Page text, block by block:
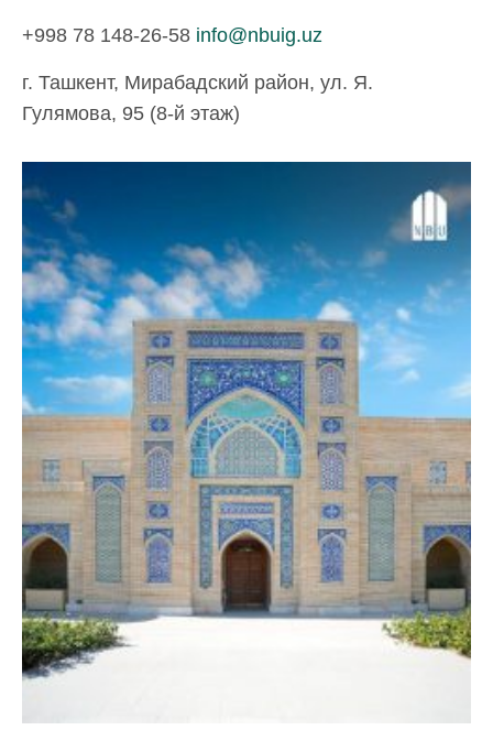
+998 78 148-26-58 info@nbuig.uz
г. Ташкент, Мирабадский район, ул. Я.
Гулямова, 95 (8-й этаж)